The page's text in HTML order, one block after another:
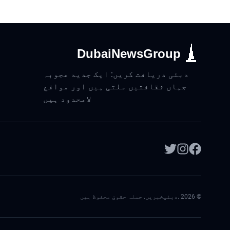
DubaiNewsGroup
دبئی دریافت کریں: ایک جدید عجوبہ
جہاں ثقافتیں ملتی ہیں اور مواقع
لامحدود ہیں
©
2026 .دبئیخبریں. جملہ حقوق محفوظ ہیں